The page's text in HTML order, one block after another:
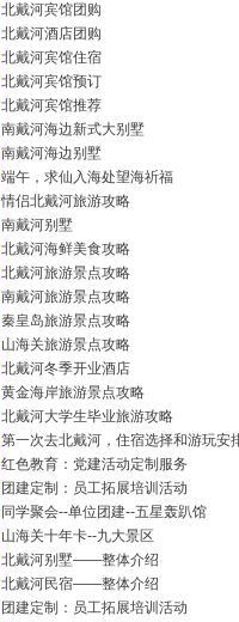
北戴河宾馆团购
北戴河酒店团购
北戴河宾馆住宿
北戴河宾馆预订
北戴河宾馆推荐
南戴河海边新式大别墅
南戴河海边别墅
端午，求仙入海处望海祈福
情侣北戴河旅游攻略
南戴河别墅
北戴河海鲜美食攻略
北戴河旅游景点攻略
南戴河旅游景点攻略
秦皇岛旅游景点攻略
山海关旅游景点攻略
北戴河冬季开业酒店
黄金海岸旅游景点攻略
北戴河大学生毕业旅游攻略
第一次去北戴河，住宿选择和游玩安
红色教育：党建活动定制服务
团建定制：员工拓展培训活动
同学聚会--单位团建--五星轰趴馆
山海关十年卡--九大景区
北戴河别墅——整体介绍
北戴河民宿——整体介绍
团建定制：员工拓展培训活动